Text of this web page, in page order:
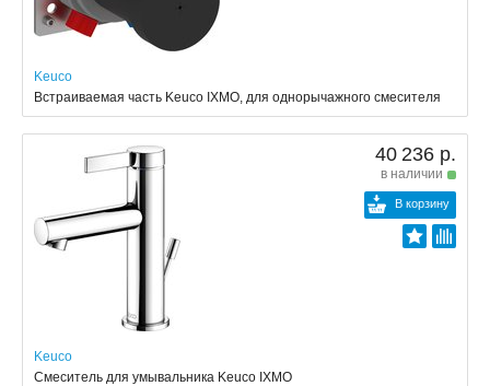
Keuco
Встраиваемая часть Keuco IXMO, для однорычажного смесителя
40 236 р.
в наличии
В корзину
Keuco
Смеситель для умывальника Keuco IXMO